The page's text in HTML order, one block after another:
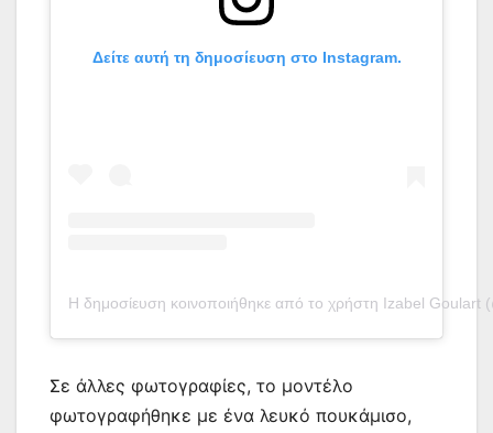
Δείτε αυτή τη δημοσίευση στο Instagram.
Η δημοσίευση κοινοποιήθηκε από το χρήστη Izabel Goulart
Σε άλλες φωτογραφίες, το μοντέλο
φωτογραφήθηκε με ένα λευκό πουκάμισο,